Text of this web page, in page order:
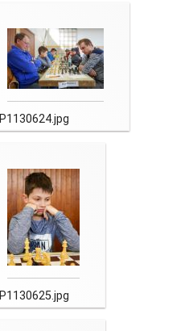
P1130624.jpg
P1130625.jpg